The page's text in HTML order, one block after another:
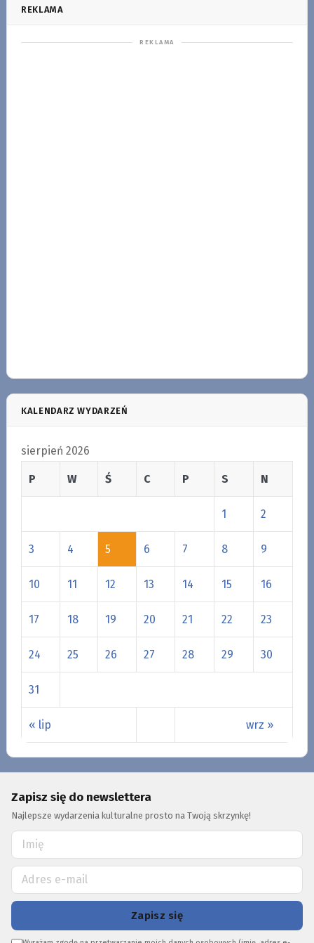
REKLAMA
KALENDARZ WYDARZEŃ
sierpień 2026
P W Ś C P S N
« lip wrz »
1 2
3 4 5 6 7 8 9
10 11 12 13 14 15 16
17 18 19 20 21 22 23
24 25 26 27 28 29 30
31
Zapisz się do newslettera
Najlepsze wydarzenia kulturalne prosto na Twoją skrzynkę!
Zapisz się